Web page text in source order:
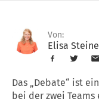
Von:
Elisa
Das „Debate“ ist
bei der zwei Teams